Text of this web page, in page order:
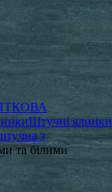
Штучні ялинки
з
та білими